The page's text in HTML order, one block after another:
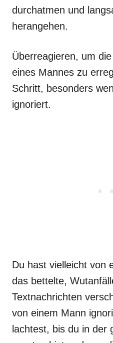
durchatmen und
herangehen.
Überreagieren, um
eines Mannes zu
Schritt, besonders
ignoriert.
Du hast vielleicht von
das bettelte,
Textnachrichten
von einem Mann
lachtest, bis du in der